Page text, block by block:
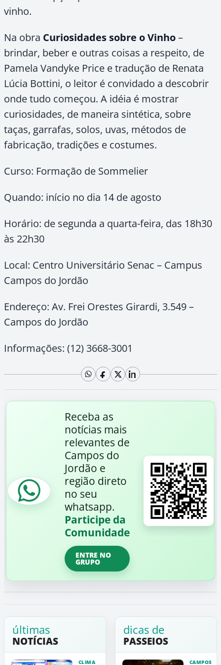
vinho.
Na obra Curiosidades sobre o Vinho–
brindar, beber e outras coisas a respeito, de
Pamela Vandyke Price e tradução de Renata
Lúcia Bottini, o leitor é convidado a descobrir
onde tudo começou. A idéia é mostrar
curiosidades, de maneira sintética, sobre
taças, garrafas, solos, uvas, métodos de
fabricação, tradições e costumes.
Curso: Formação de Sommelier
Quando: início no dia 14 de agosto
Horário: de segunda a quarta-feira, das 18h30
às 22h30
Local: Centro Universitário Senac – Campus
Campos do Jordão
Endereço: Av. Frei Orestes Girardi, 3.549 –
Campos do Jordão
Informações: (12) 3668-3001
Receba as
notícias mais
relevantes de
Campos do
Jordão e
região direto
no seu
whatsapp.
Participe da
Comunidade
ENTRE NO
GRUPO
últimas
NOTÍCIAS
CLIMA
dicas de
PASSEIOS
CAMPOS